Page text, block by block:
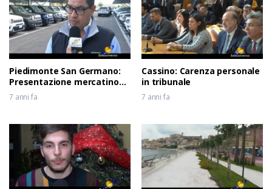
Piedimonte San Germano:
Presentazione mercatino
usato
7 anni fa
Cassino: Carenza personale
in tribunale
7 anni fa